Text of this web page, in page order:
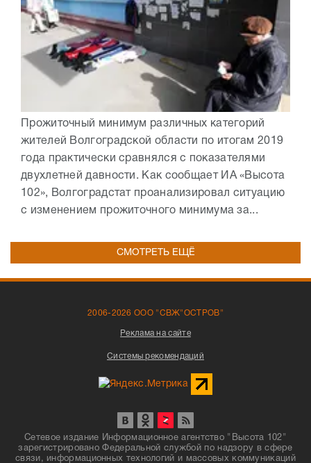
Прожиточный минимум различных категорий
жителей Волгоградской области по итогам 2019
года практически сравнялся с показателями
двухлетней давности. Как сообщает ИА «Высота
102», Волгоградстат проанализировал ситуацию
с изменением прожиточного минимума за...
СМОТРЕТЬ ЕЩЁ
2006-2026 ООО "СВЖ"ОСТРОВ"
Реклама на сайте
Системы рекомендаций
Сетевое издание Информационное агентство "Высота 102"
зарегистрировано Федеральной службой по надзору в сфере
связи, информационных технологий и массовых коммуникаций